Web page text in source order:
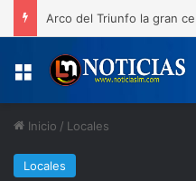
Menú
Inicio / Locales
Locales